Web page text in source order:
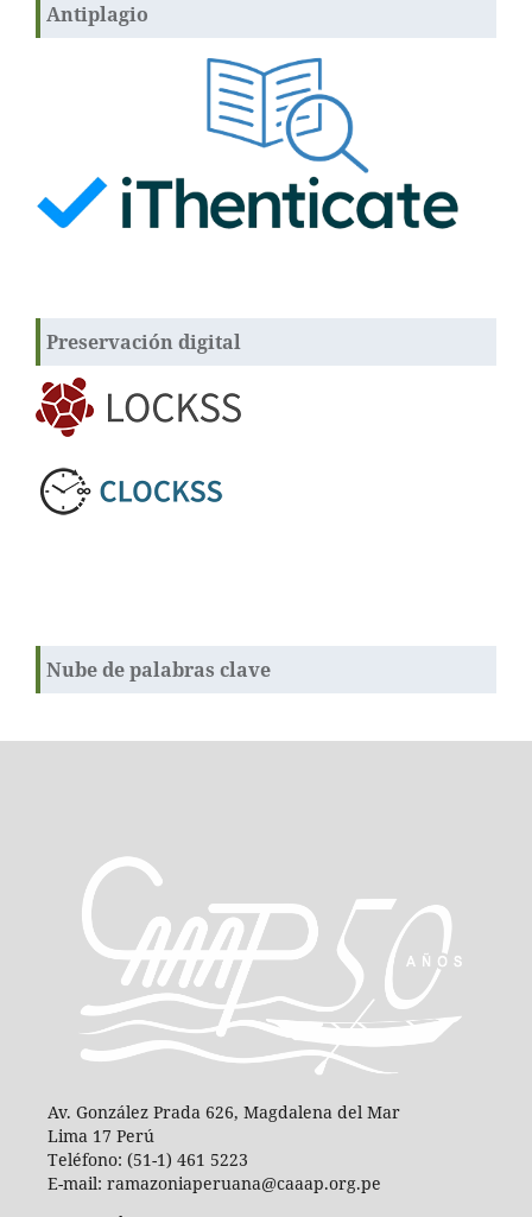
Antiplagio
Preservación digital
Nube de palabras clave
Av. González Prada 626, Magdalena del Mar
Lima 17 Perú
Teléfono: (51-1) 461 5223
E-mail: ramazoniaperuana@caaap.org.pe